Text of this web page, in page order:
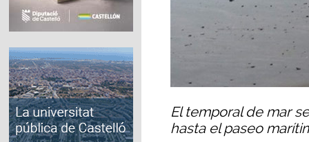
El temporal de mar
hasta el paseo